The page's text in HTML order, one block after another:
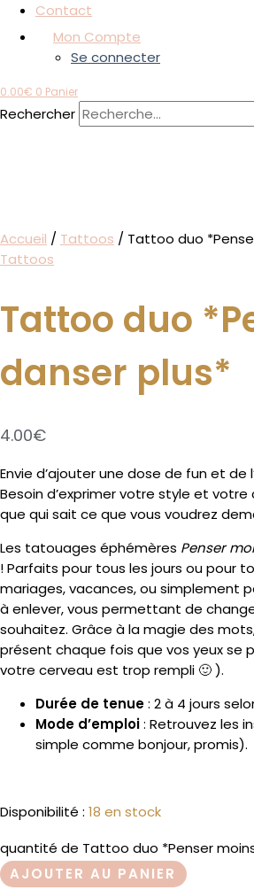
Contact
Mon Compte
Se connecter
0.00€ 0 Panier
Rechercher
Accueil / Tattoos / Tattoo duo
Tattoos
Tattoo duo
danser plus*
4.00€
Envie d’ajouter une dose de fun et
Besoin d’exprimer votre style et
que qui sait ce que vous voudrez
Les tatouages éphémères Penser
! Parfaits pour tous les jours ou pour
mariages, vacances, ou simplement
à enlever, vous permettant de
souhaitez. Grâce à la magie des
présent chaque fois que vos yeux se
votre cerveau est trop rempli 🙂 ).
Durée de tenue: 2 à 4 jours
Mode d’emploi: Retrouvez les
simple comme bonjour, promis).
Disponibilité : 18 en stock
quantité de Tattoo duo *Penser
AJOUTER AU PANIER